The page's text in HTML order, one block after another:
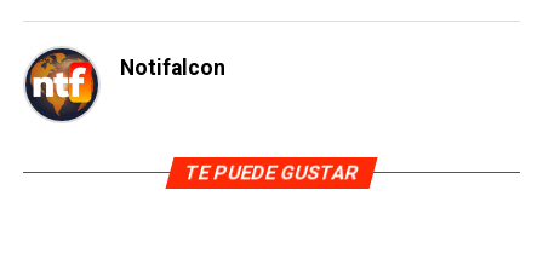
Notifalcon
TE PUEDE GUSTAR